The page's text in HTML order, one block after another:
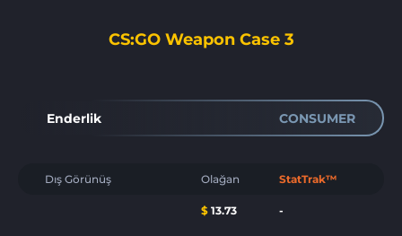
CS:GO Weapon Case 3
Enderlik CONSUMER
Dış Görünüş Olağan StatTrak™
$ 13.73 -